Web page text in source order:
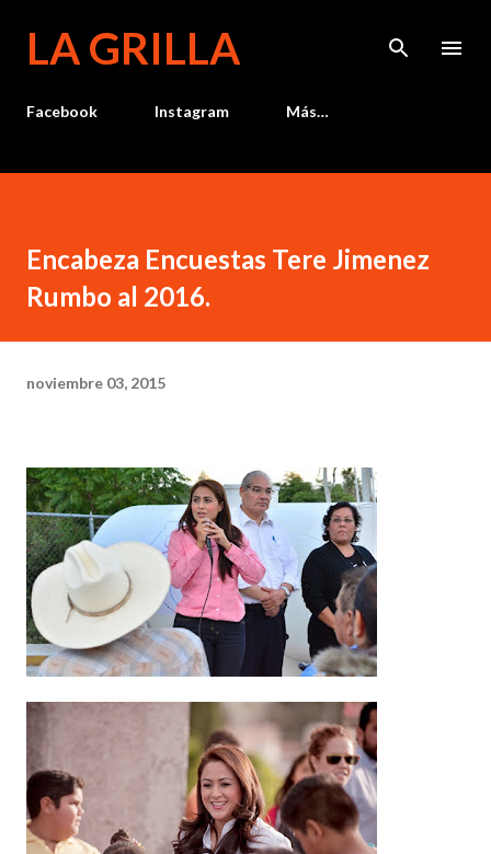
LA GRILLA
Facebook Instagram Más…
Encabeza Encuestas Tere Jimenez
Rumbo al 2016.
noviembre 03, 2015